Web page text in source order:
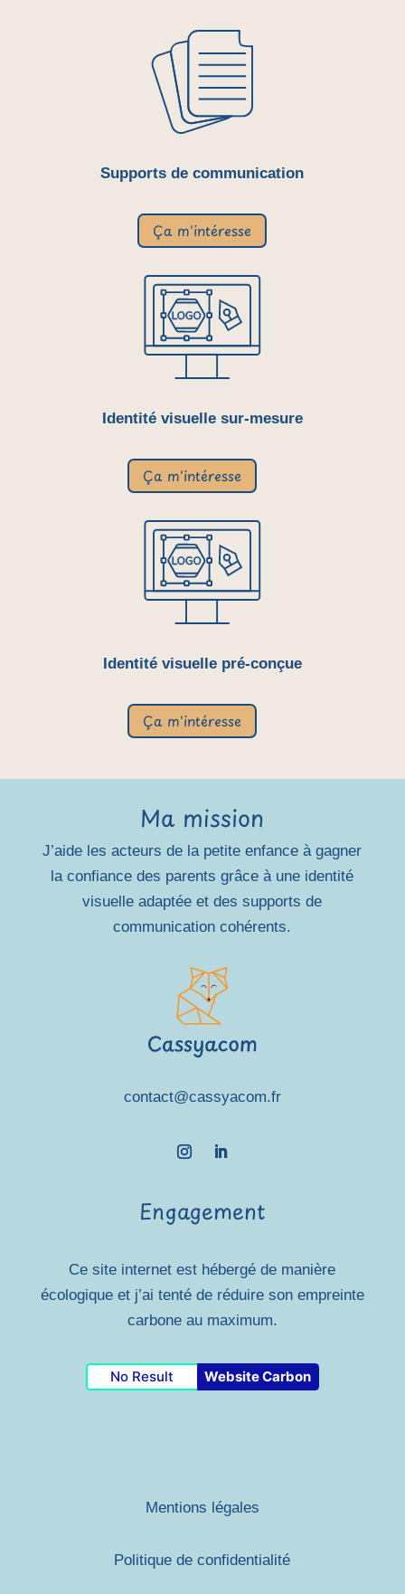
Supports de communication
Ça m'intéresse
Identité visuelle sur-mesure
Ça m'intéresse
Identité visuelle pré-conçue
Ça m'intéresse
Ma mission
J’aide les acteurs de la petite enfance à gagner
la confiance des parents grâce à une identité
visuelle adaptée et des supports de
communication cohérents.
contact@cassyacom.fr
Engagement
Ce site internet est hébergé de manière
écologique et j’ai tenté de réduire son empreinte
carbone au maximum.
No Result Website Carbon
Mentions légales
Politique deconfidentialité